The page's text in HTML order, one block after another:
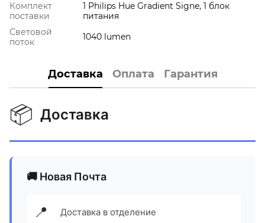
Комплект
поставки
1 Philips Hue Gradient Signe, 1 блок
питания
Световой
поток
1040 lumen
Доставка Оплата Гарантия
📦 Доставка
🚚 Новая Почта
📍 Доставка в отделение